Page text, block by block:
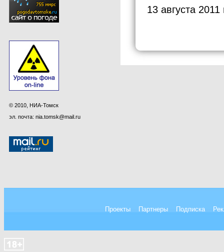
© 2010, НИА-Томск
эл. почта: nia.tomsk@mail.ru
13 августа 2011
Проекты Партнеры Подписка